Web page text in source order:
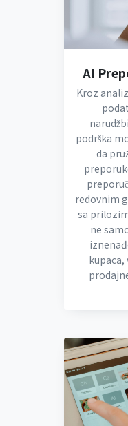
AI
Kroz
podrška
da
redovnim
sa
ne
kupaca,